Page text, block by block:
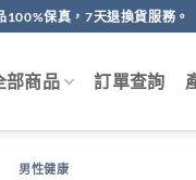
保真，7天退換貨服務。
部商品 訂單查詢
男性健康